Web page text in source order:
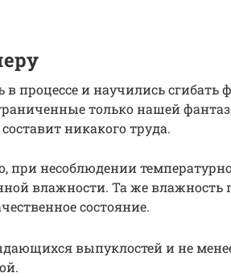
в процессе и научились сгибать
только нашей
никакого труда.
при несоблюдении
влажности. Та же
состояние.
выпуклостей и не